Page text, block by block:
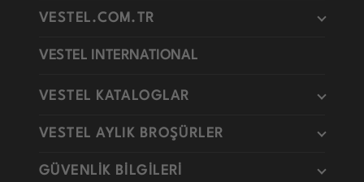
VESTEL.COM.TR
VESTEL INTERNATIONAL
VESTEL KATALOGLAR
VESTEL AYLIK BROŞÜRLER
GÜVENLİK BİLGİLERİ